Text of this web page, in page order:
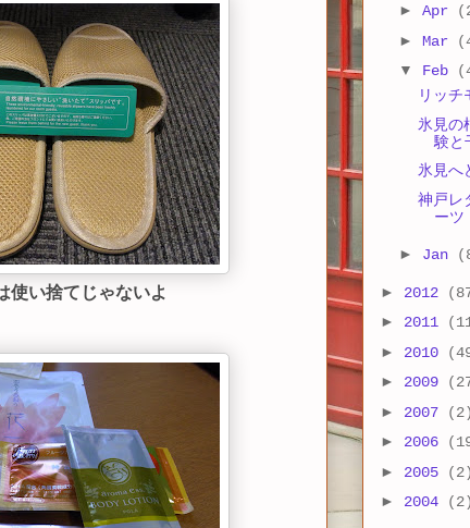
使い捨てじゃないよ
► Apr
► Mar
▼ Feb
リッチ
氷見の
験と
氷見へ
神戸レ
ーツ
► Jan
► 2012
► 2011
► 2010
► 2009
► 2007
(2)
► 2006
► 2005
(2)
► 2004 (2)